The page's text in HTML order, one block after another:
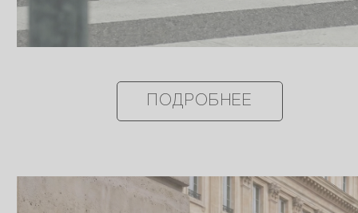
ПОДРОБНЕЕ